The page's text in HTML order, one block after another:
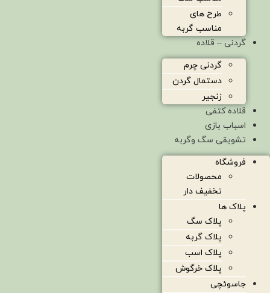
طرح های
مناسب گربه
گردنی – قلاده
گردنی چرم
دستمال گردن
زنجیر
قلاده کتفی
اسباب بازی
تشویقی سگ وگربه
فروشگاه
محصولات
تخفیف دار
پلاک ها
پلاک سگ
پلاک گربه
پلاک اسب
پلاک خرگوش
جاسوئچی